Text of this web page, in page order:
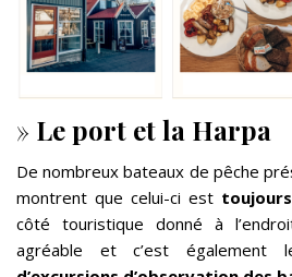
» Le port et la Harpa
De nombreux bateaux de pêche
montrent que celui-ci est
côté touristique donné à
agréable et c’est également